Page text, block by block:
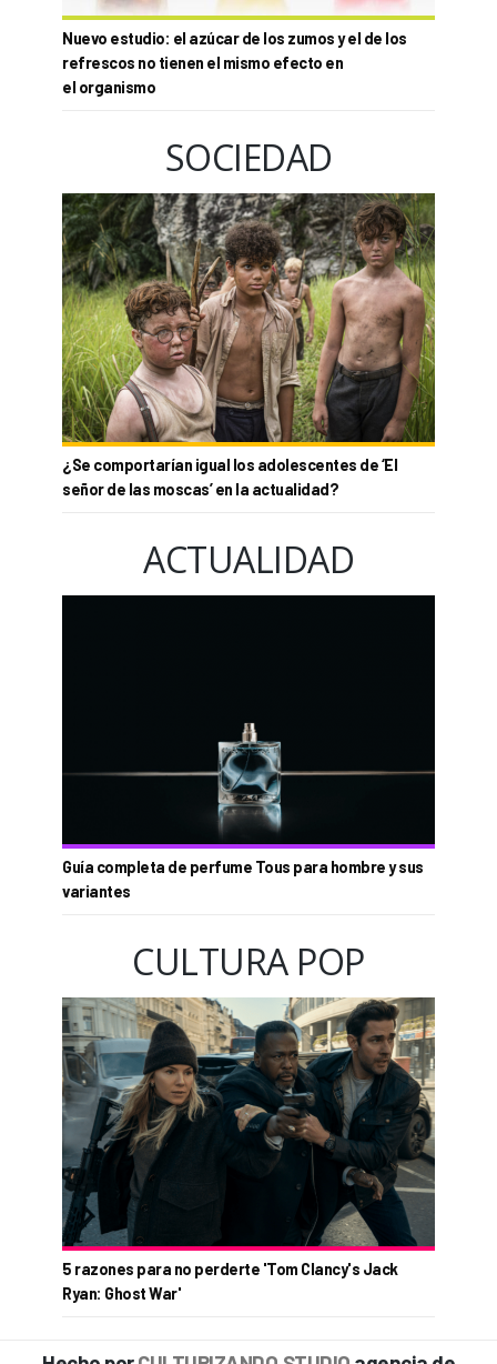
Nuevo estudio: el azúcar de los zumos y el de los
refrescos no tienen el mismo efecto en
el organismo
SOCIEDAD
¿Se comportarían igual los adolescentes de ‘El
señor de las moscas’ en la actualidad?
ACTUALIDAD
Guía completa de perfume Tous para hombre y sus
variantes
CULTURA POP
5 razones para no perderte 'Tom Clancy's Jack
Ryan: Ghost War'